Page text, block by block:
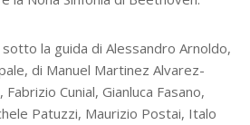
la guida di Alessandro Arnoldo,
di Manuel Martinez Alvarez-
Cunial, Gianluca Fasano,
Patuzzi, Maurizio Postai, Italo